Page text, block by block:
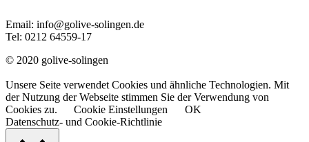
Email: info@golive-solingen.de
Tel: 0212 64559-17
© 2020 golive-solingen
Unsere Seite verwendet Cookies und ähnliche Technologien. Mit
der Nutzung der Webseite stimmen Sie der Verwendung von
Cookies zu.
Cookie Einstellungen
OK
Datenschutz- und Cookie-Richtlinie